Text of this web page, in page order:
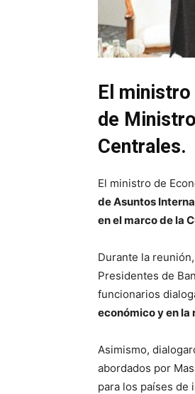
El
de
Centrales.
El ministro de
de Asuntos
en el marco de la
Durante la
Presidentes de
funcionarios
económico y en la
Asimismo,
abordados por
para los países de